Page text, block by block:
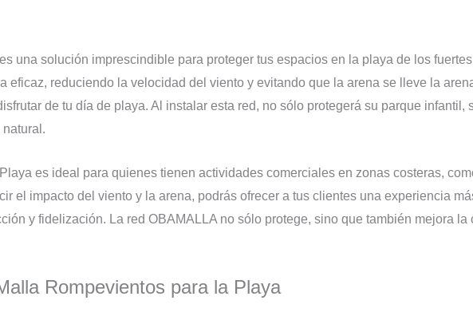
una solución imprescindible para proteger tus espacios en la playa de los
eficaz, reduciendo la velocidad del viento y evitando que la arena se lleve la
de tu día de playa. Al instalar esta red, no sólo protegerá su parque infantil,
es ideal para quienes tienen actividades comerciales en zonas costeras,
el impacto del viento y la arena, podrás ofrecer a tus clientes una experiencia
y fidelización. La red OBAMALLA no sólo protege, sino que también mejora la
Rompevientos para la Playa